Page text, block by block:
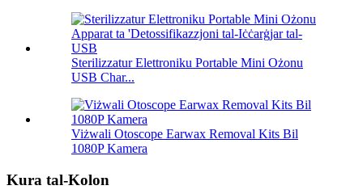
Sterilizzatur Elettroniku Portable Mini Ożonu
USB Char...
Viżwali Otoscope Earwax Removal Kits Bil
1080P Kamera
Kura tal-Kolon